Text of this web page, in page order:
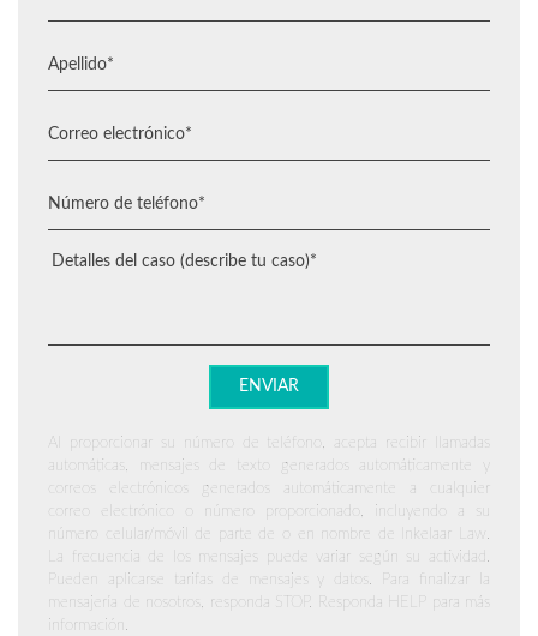
Al proporcionar su número de teléfono, acepta recibir llamadas
automáticas, mensajes de texto generados automáticamente y
correos electrónicos generados automáticamente a cualquier
correo electrónico o número proporcionado, incluyendo a su
número celular/móvil de parte de o en nombre de Inkelaar Law.
La frecuencia de los mensajes puede variar según su actividad.
Pueden aplicarse tarifas de mensajes y datos. Para finalizar la
mensajería de nosotros, responda STOP. Responda HELP para más
información.